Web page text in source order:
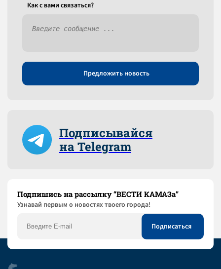
Как c вами связаться?
Предложить новость
Подписывайся
на Telegram
Подпишись на рассылку “ВЕСТИ КАМАЗа”
Узнaвай первым о новостях твоего города!